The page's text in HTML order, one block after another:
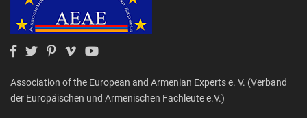
Association of the European and Armenian Experts e. V. (Verband
der Europäischen und Armenischen Fachleute e.V.)